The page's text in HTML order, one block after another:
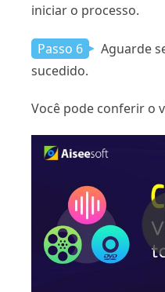
iniciar o processo.
Passo 6
Aguarde
sucedido.
Você pode conferir o